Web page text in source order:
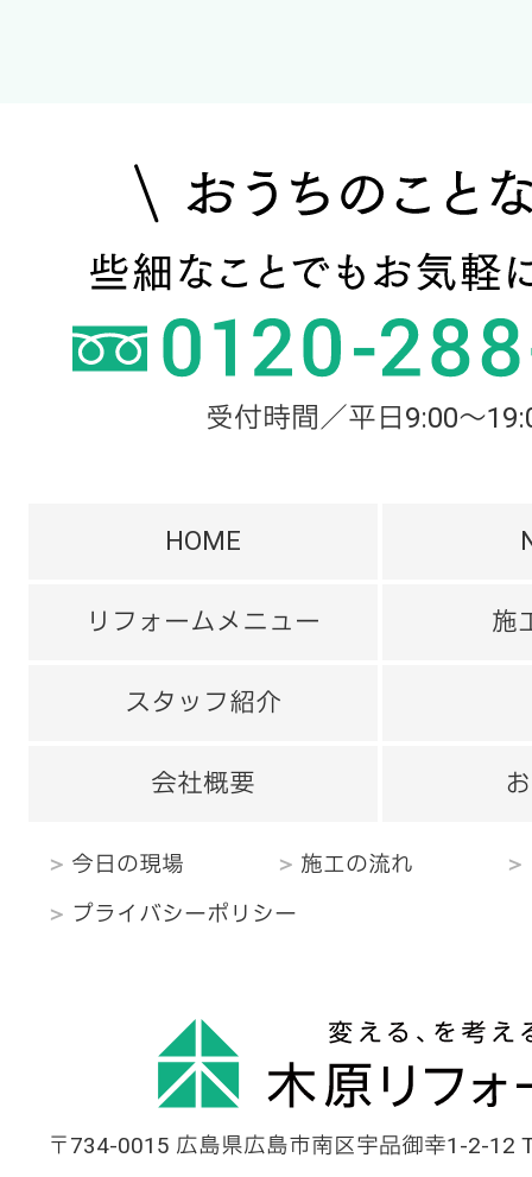
受付時間／平日9:00～
HOME
リフォームメニュー 施
スタッフ紹介
会社概要
今日の現場 施工の流れ
プライバシーポリシー
〒734-0015 広島県広島市南区宇品御幸1-2-12